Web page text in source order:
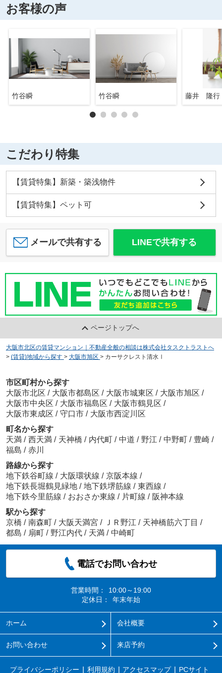
お客様の声
竹谷瞬 竹谷瞬 藤井 隆行
こだわり特集
【賃貸特集】新築・築浅物件
【賃貸特集】ペット可
メールで共有する LINEで共有する
ページトップへ
大阪市北区の賃貸マンション｜不動産全般の相談は株式会社タスクトラストへ
> (賃貸)地域から探す > 大阪市旭区 > カーサクレスト清水Ⅰ
市区町村から探す
大阪市北区 / 大阪市都島区 / 大阪市城東区 / 大阪市旭区 /
大阪市中央区 / 大阪市福島区 / 大阪市鶴見区 /
大阪市東成区 / 守口市 / 大阪市西淀川区
町名から探す
天満 / 西天満 / 天神橋 / 内代町 / 中道 / 野江 / 中野町 / 豊崎 /
福島 / 赤川
路線から探す
地下鉄谷町線 / 大阪環状線 / 京阪本線 /
地下鉄長堀鶴見緑地 / 地下鉄堺筋線 / 東西線 /
地下鉄今里筋線 / おおさか東線 / 片町線 / 阪神本線
駅から探す
京橋 / 南森町 / 大阪天満宮 / ＪＲ野江 / 天神橋筋六丁目 /
都島 / 扇町 / 野江内代 / 天満 / 中崎町
電話でお問い合わせ
営業時間：
10:00～19:00
定休日：
年末年始
ホーム 会社概要
お問い合わせ 来店予約
プライバシーポリシー 利用規約 アクセスマップ PCサイト